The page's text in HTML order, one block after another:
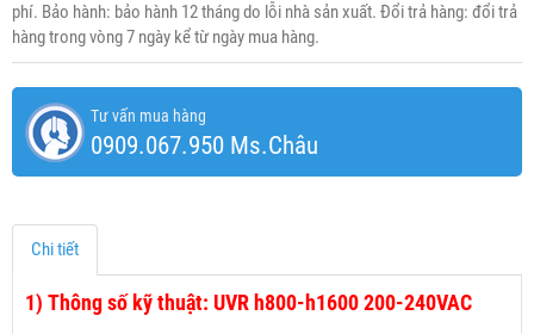
phí. Bảo hành: bảo hành 12 tháng do lỗi nhà sản xuất. Đổi trả hàng: đổi trả
hàng trong vòng 7 ngày kể từ ngày mua hàng.
Tư vấn mua hàng
0909.067.950 Ms.Châu
Chi tiết
1) Thông số kỹ thuật: UVR h800-h1600 200-240VAC